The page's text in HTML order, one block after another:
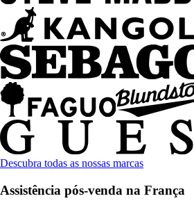
Descubra todas as nossas marcas
Assistência pós-venda na França